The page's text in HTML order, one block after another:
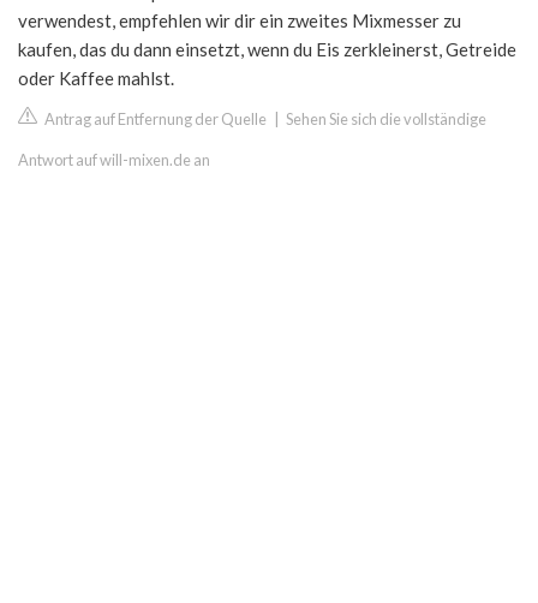
verwendest, empfehlen wir dir ein zweites Mixmesser zu
kaufen, das du dann einsetzt, wenn du Eis zerkleinerst, Getreide
oder Kaffee mahlst.
Antrag auf Entfernung der Quelle Sehen Sie sich die vollständige
Antwort auf will-mixen.de an